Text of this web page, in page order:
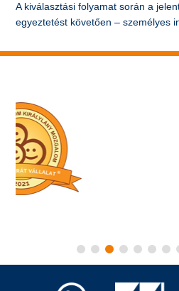
A kiválasztási folyamat során a
egyeztetést követően – személyes